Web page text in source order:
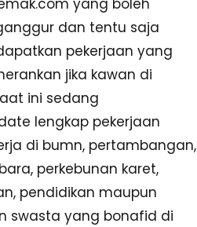
yang boleh
dan tentu saja
pekerjaan yang
jika kawan di
ini sedang
lengkap pekerjaan
di bumn, pertambangan,
perkebunan karet,
pendidikan maupun
swasta yang bonafid di